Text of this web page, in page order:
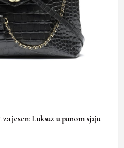
jesen: Luksuz u punom sjaju